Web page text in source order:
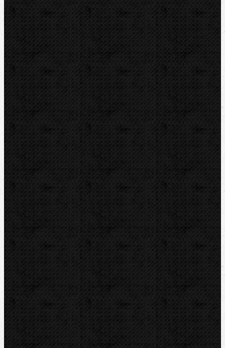
Vysoušení, odvlhčování
Zmrazovací zařízení
Vrtání a frézy
Elektomontážní nářadí
Lokalizace a trasování
Značky
RIDGID
BERNZOMATIC
NIPO
ROTHENBERGER
REMS